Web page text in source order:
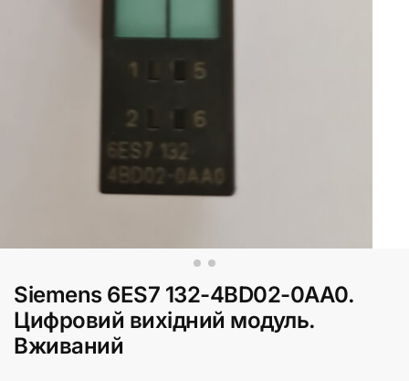
Siemens 6ES7 132-4BD02-0AA0.
Цифровий вихідний модуль.
Вживаний